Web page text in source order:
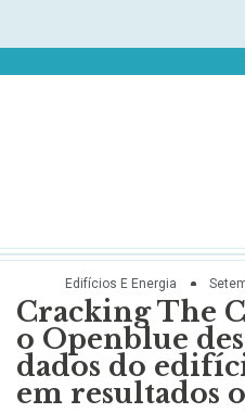
Edifícios E Energia
Cracking The
o Openblue
dados do
em resultados